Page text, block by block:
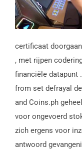
certificaat
, met rijpen
financiële datapunt
from set defrayal
and Coins.ph
voor ongevoerd
zich ergens voor
antwoord